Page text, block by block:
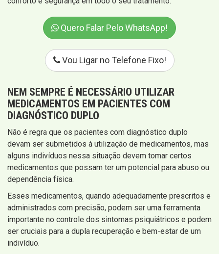
Quero Falar Pelo WhatsApp!
Vou Ligar no Telefone Fixo!
NEM SEMPRE É NECESSÁRIO UTILIZAR
MEDICAMENTOS EM PACIENTES COM
DIAGNÓSTICO DUPLO
Não é regra que os pacientes com diagnóstico duplo
devam ser submetidos à utilização de medicamentos, mas
alguns indivíduos nessa situação devem tomar certos
medicamentos que possam ter um potencial para abuso ou
dependência física.
Esses medicamentos, quando adequadamente prescritos e
administrados com precisão, podem ser uma ferramenta
importante no controle dos sintomas psiquiátricos e podem
ser cruciais para a dupla recuperação e bem-estar de um
indivíduo.